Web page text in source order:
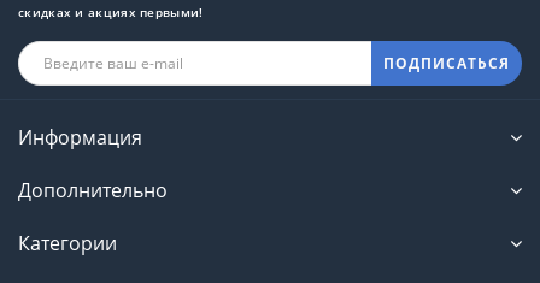
КРАТКАЯ ИСТОРИЯ СТАНОВЛЕНИЯ И
РАЗВИТИЯ БРЕНДА
Telegärtner начала свою деятельность в
послевоенной Германии, сосредоточившись на
Благодаря инновационным подходам и высокому
телекоммуникаций. Сегодня Telegärtner обладает
скидках и акциях первыми!
ПОДПИСАТЬСЯ
Информация
Дополнительно
Категории